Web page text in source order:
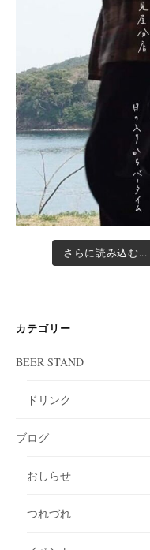
さらに読み込む...
カテゴリー
BEER STAND
ドリンク
ブログ
おしらせ
つれづれ